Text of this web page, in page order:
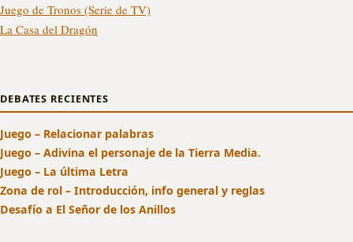
Juego de Tronos (Serie de TV)
La Casa del Dragón
DEBATES RECIENTES
Juego – Relacionar palabras
Juego – Adivina el personaje de la Tierra Media.
Juego – La última Letra
Zona de rol – Introducción, info general y reglas
Desafío a El Señor de los Anillos